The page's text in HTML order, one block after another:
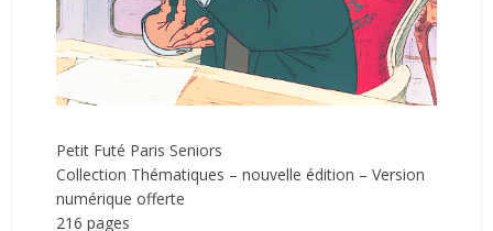
Petit Futé Paris Seniors
Collection Thématiques – nouvelle édition – Version
numérique offerte
216 pages